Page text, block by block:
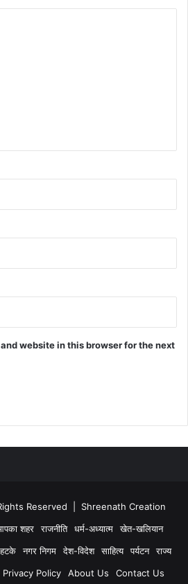
website in this browser for the next
Reserved | Shreenath Creation
शहर राजनीति धर्म-अध्यात्म
खेत-खलियान
नगर निगम देश-विदेश साहित्य पर्यटन
राज्य
Privacy Policy About Us Contact Us